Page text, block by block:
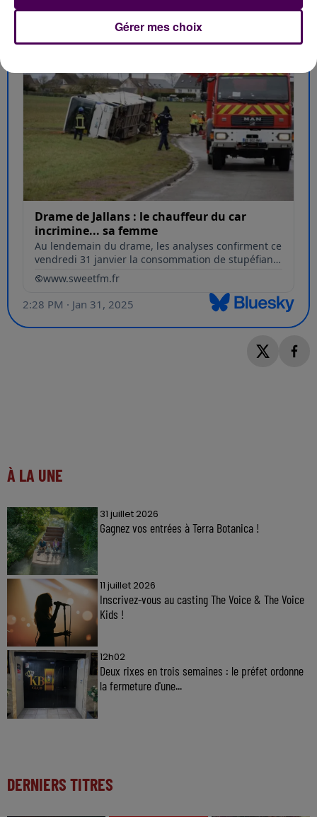
À LA UNE
31 juillet 2026
Gagnez vos entrées à Terra Botanica !
11 juillet 2026
Inscrivez-vous au casting The Voice & The Voice
Kids !
12h02
Deux rixes en trois semaines : le préfet ordonne
la fermeture d'une...
DERNIERS TITRES
Gérer mes choix